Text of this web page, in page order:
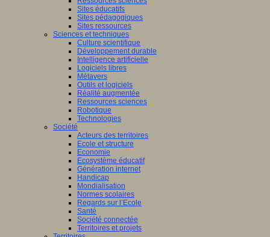
Sites éducatifs
Sites pédagogiques
Sites ressources
Sciences et techniques
Culture scientifique
Développement durable
Intelligence artificielle
Logiciels libres
Métavers
Outils et logiciels
Réalité augmentée
Ressources sciences
Robotique
Technologies
Société
Acteurs des territoires
Ecole et structure
Economie
Ecosystème éducatif
Génération internet
Handicap
Mondialisation
Normes scolaires
Regards sur l’Ecole
Santé
Société connectée
Territoires et projets